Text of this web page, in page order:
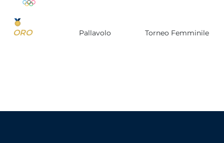
ORO Pallavolo Torneo Femminile